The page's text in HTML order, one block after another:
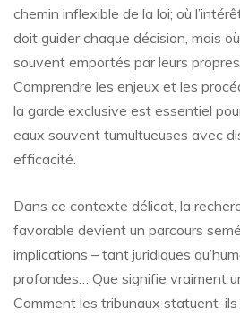
chemin inflexible de la loi; où
doit guider chaque décision, mais
souvent emportés par leurs
Comprendre les enjeux et les
la garde exclusive est essentiel
eaux souvent tumultueuses avec
efficacité.
Dans ce contexte délicat, la
favorable devient un parcours
implications – tant juridiques
profondes… Que signifie vraiment
Comment les tribunaux statuent-ils